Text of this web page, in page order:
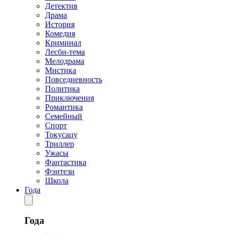
Детектив
Драма
История
Комедия
Криминал
Лесби-тема
Мелодрама
Мистика
Повседневность
Политика
Приключения
Романтика
Семейный
Спорт
Токусацу
Триллер
Ужасы
Фантастика
Фэнтези
Школа
Года
Года